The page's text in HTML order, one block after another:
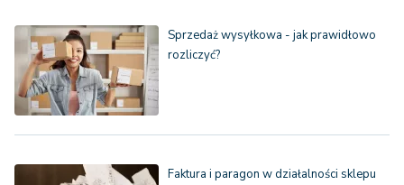
Sprzedaż wysyłkowa - jak prawidłowo
rozliczyć?
Faktura i paragon w działalności sklepu